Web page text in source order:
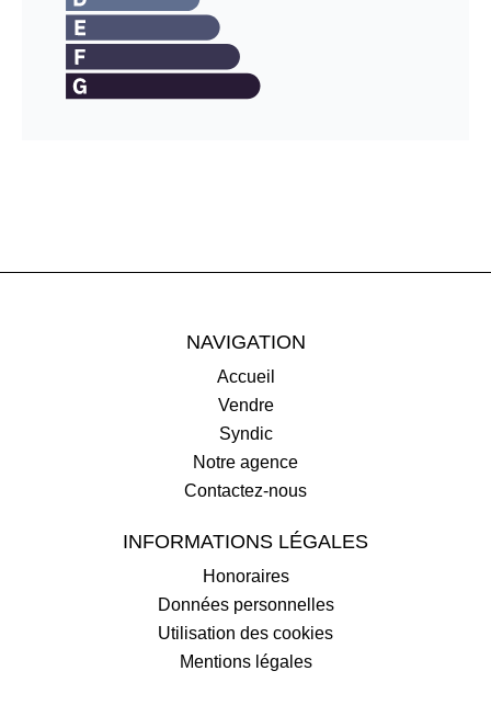
NAVIGATION
Accueil
Vendre
Syndic
Notre agence
Contactez-nous
INFORMATIONS LÉGALES
Honoraires
Données personnelles
Utilisation des cookies
Mentions légales